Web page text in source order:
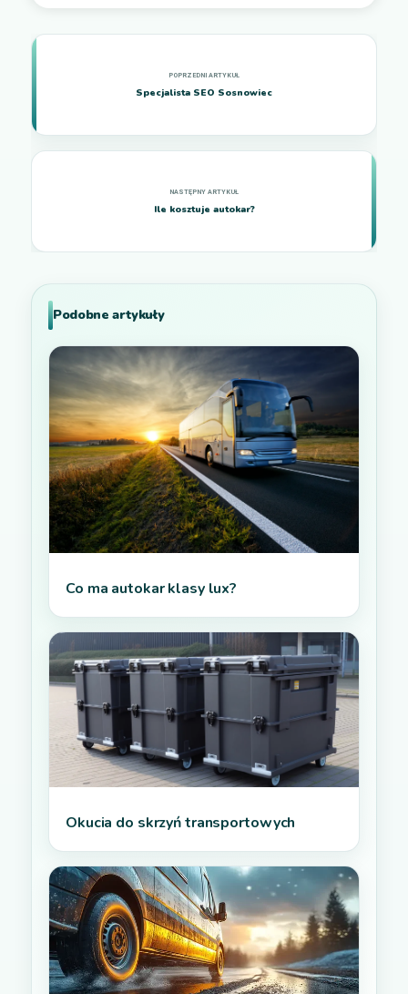
Specjalista SEO Sosnowiec
Ile kosztuje autokar?
Podobne artykuły
Co ma autokar klasy lux?
Okucia do skrzyń transportowych